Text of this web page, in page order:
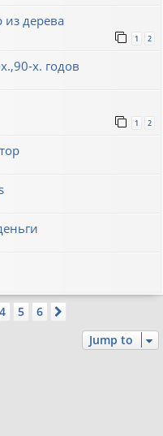
дерева
1 2
х. годов
1 2
4 5 6
Jump to